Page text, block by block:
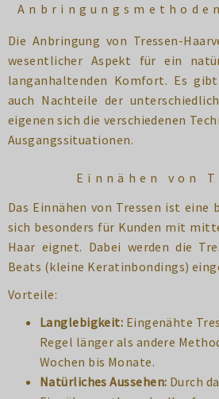
Die Anbringung von Tressen-
wesentlicher Aspekt für ein
langanhaltenden Komfort. Es
auch Nachteile der
eigenen sich die verschiedenen
Ausgangssituationen.
Einnähen von
Das Einnähen von Tressen ist eine
sich besonders für Kunden mit
Haar eignet. Dabei werden die
Beats (kleine Keratinbondings)
Vorteile:
Langlebigkeit: Eingenähte
Regel länger als andere
Wochen bis Monate.
Natürliches Aussehen: Durch